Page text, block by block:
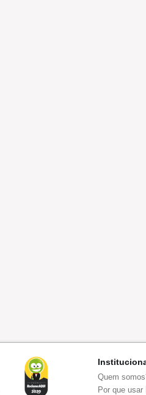
Quem
Por que usar